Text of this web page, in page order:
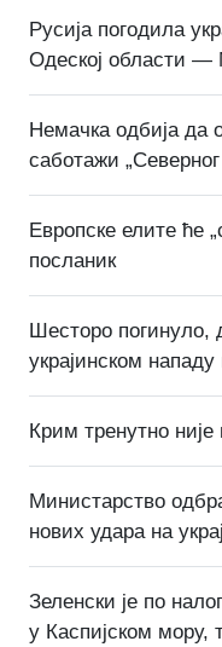
Русија погодила
Одеској области —
Немачка одбија да
саботажи
Европске елите ће
посланик
Шесторо погинуло,
украјинском
Крим тренутно
Министарство
нових удара на
Зеленски је по
у Каспијском мору,